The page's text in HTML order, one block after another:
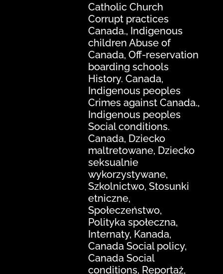
Catholic Church
Corrupt practices
Canada., Indigenous
children Abuse of
Canada, Off-reservation
boarding schools
History. Canada,
Indigenous peoples
Crimes against Canada.,
Indigenous peoples
Social conditions.
Canada, Dziecko
maltretowane, Dziecko
seksualnie
wykorzystywane,
Szkolnictwo, Stosunki
etniczne,
Społeczeństwo,
Polityka społeczna,
Internaty, Kanada,
Canada Social policy,
Canada Social
conditions, Reportaż,